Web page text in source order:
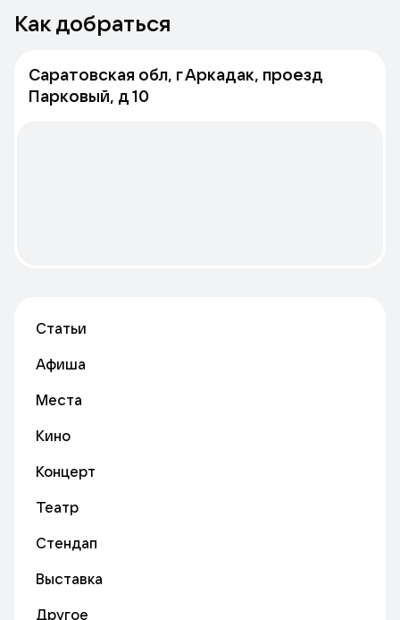
Как добраться
Саратовская обл, г Аркадак, проезд
Парковый, д 10
Статьи
Афиша
Места
Кино
Концерт
Театр
Стендап
Выставка
Другое